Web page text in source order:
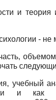
и теория
- не
и как